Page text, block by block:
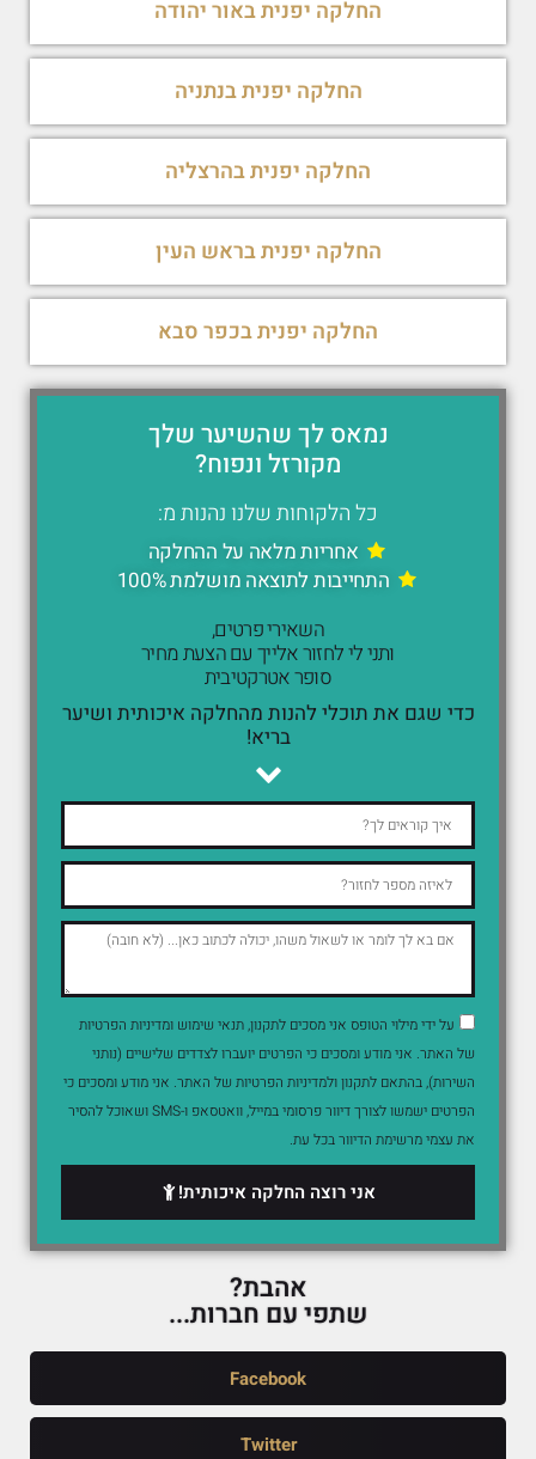
החלקה יפנית באור יהודה
החלקה יפנית בנתניה
החלקה יפנית בהרצליה
החלקה יפנית בראש העין
החלקה יפנית בכפר סבא
נמאס לך שהשיער שלך
מקורזל ונפוח?
כל הלקוחות שלנו נהנות מ:
אחריות מלאה על ההחלקה
התחייבות לתוצאה מושלמת 100%
השאירי פרטים,
ותני לי לחזור אלייך עם הצעת מחיר
סופר אטרקטיבית
כדי שגם את תוכלי להנות מהחלקה איכותית ושיער
בריא!
על ידי מילוי הטופס אני מסכים לתקנון, תנאי שימוש ומדיניות הפרטיות
של האתר. אני מודע ומסכים כי הפרטים יועברו לצדדים שלישיים (נותני
השירות), בהתאם לתקנון ולמדיניות הפרטיות של האתר. אני מודע ומסכים כי
הפרטים ישמשו לצורך דיוור פרסומי במייל, וואטסאפ ו-SMS ושאוכל להסיר
את עצמי מרשימת הדיוור בכל עת.
אני רוצה החלקה איכותית!
אהבת?
שתפי עם חברות...
Facebook
Twitter